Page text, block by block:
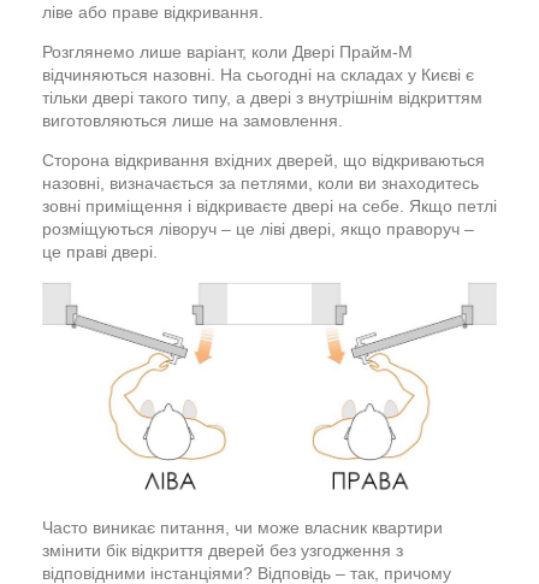
ліве або праве відкривання.
Розглянемо лише варіант, коли Двері Прайм-М
відчиняються назовні. На сьогодні на складах у Києві є
тільки двері такого типу, а двері з внутрішнім відкриттям
виготовляються лише на замовлення.
Сторона відкривання вхідних дверей, що відкриваються
назовні, визначається за петлями, коли ви знаходитесь
зовні приміщення і відкриваєте двері на себе. Якщо петлі
розміщуються ліворуч – це ліві двері, якщо праворуч –
це праві двері.
Часто виникає питання, чи може власник квартири
змінити бік відкриття дверей без узгодження з
відповідними інстанціями? Відповідь – так, причому